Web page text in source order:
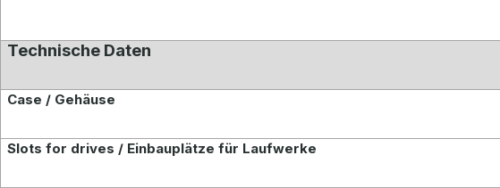
Technische Daten
Case / Gehäuse
Slots for drives / Einbauplätze für Laufwerke